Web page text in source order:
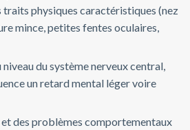
traits physiques caractéristiques (nez
mince, petites fentes oculaires,
niveau du système nerveux central,
un retard mental léger voire
des problèmes comportementaux